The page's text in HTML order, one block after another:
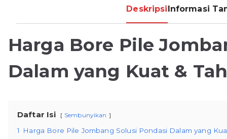
Deskripsi Informasi
Harga Bore Pile
Dalam yang Kuat &
Daftar Isi Sembunyikan
1
Harga Bore Pile Jombang Solusi Pondasi Dalam yang